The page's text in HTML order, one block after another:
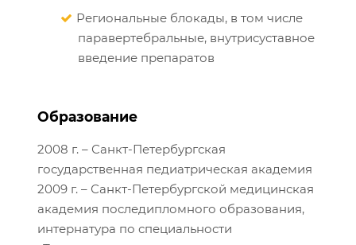
Региональные блокады, в том числе
паравертебральные, внутрисуставное
введение препаратов
Образование
2008 г. – Санкт-Петербургская
государственная педиатрическая академия
2009 г. – Санкт-Петербургской медицинская
академия последипломного образования,
интернатура по специальности